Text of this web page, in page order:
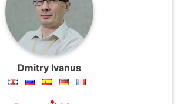
Dmitry Ivanus